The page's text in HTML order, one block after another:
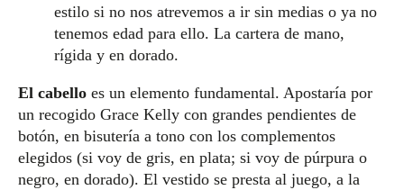
estilo si no nos atrevemos a ir sin medias o ya no
tenemos edad para ello. La cartera de mano,
rígida y en dorado.
El cabello es un elemento fundamental. Apostaría por
un recogido Grace Kelly con grandes pendientes de
botón, en bisutería a tono con los complementos
elegidos (si voy de gris, en plata; si voy de púrpura o
negro, en dorado). El vestido se presta al juego, a la